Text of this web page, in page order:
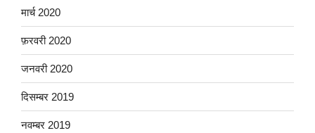
मार्च 2020
फ़रवरी 2020
जनवरी 2020
दिसम्बर 2019
नवम्बर 2019